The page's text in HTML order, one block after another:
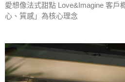
愛想像法式甜點 Love&Imagine 客戶
心、質感」為核心理念